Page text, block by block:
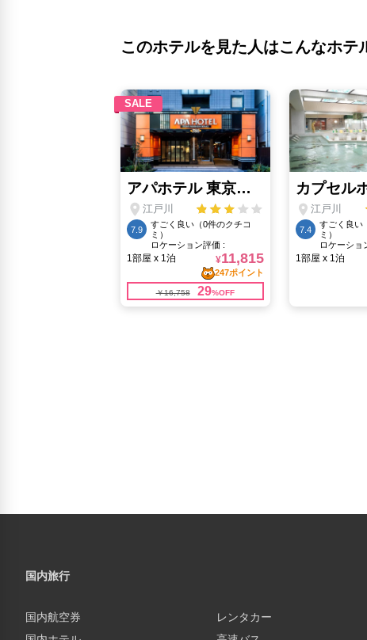
このホテルを見た人はこんなホテ
国内旅行
国内航空券
レンタカー